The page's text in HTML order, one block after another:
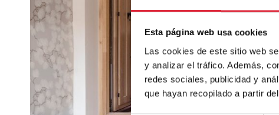
Esta página web usa cookies
Las cookies de este sitio web
y analizar el tráfico. Además,
redes sociales, publicidad y
que hayan recopilado a partir